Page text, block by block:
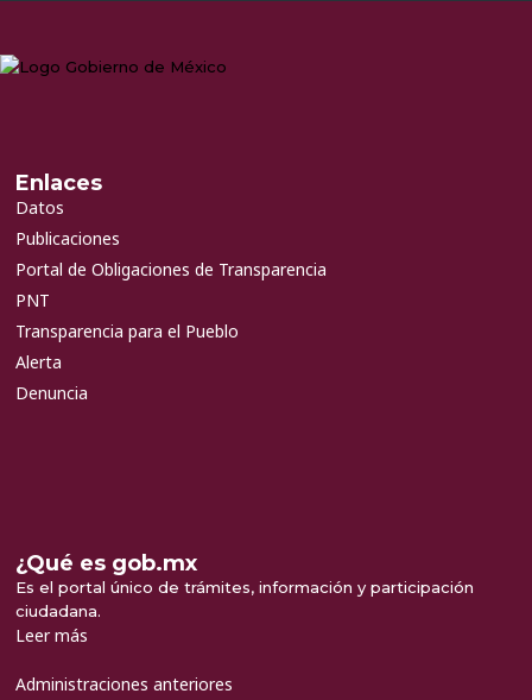
Enlaces
Datos
Publicaciones
Portal de Obligaciones de Transparencia
PNT
Transparencia para el Pueblo
Alerta
Denuncia
¿Qué es gob.mx
Es el portal único de trámites, información y participación
ciudadana.
Leer más
Administraciones anteriores